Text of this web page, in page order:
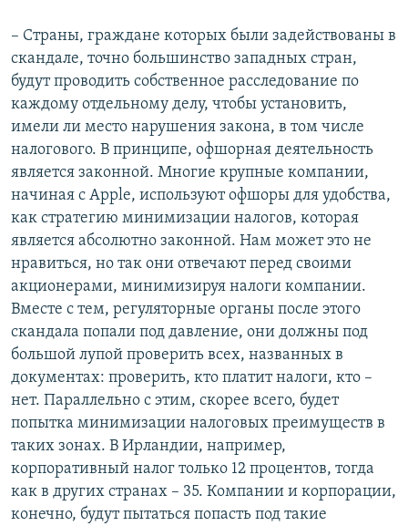
– Страны, граждане которых были задействованы в
скандале, точно большинство западных стран,
будут проводить собственное расследование по
каждому отдельному делу, чтобы установить,
имели ли место нарушения закона, в том числе
налогового. В принципе, офшорная деятельность
является законной. Многие крупные компании,
начиная с Apple, используют офшоры для удобства,
как стратегию минимизации налогов, которая
является абсолютно законной. Нам может это не
нравиться, но так они отвечают перед своими
акционерами, минимизируя налоги компании.
Вместе с тем, регуляторные органы после этого
скандала попали под давление, они должны под
большой лупой проверить всех, названных в
документах: проверить, кто платит налоги, кто –
нет. Параллельно с этим, скорее всего, будет
попытка минимизации налоговых преимуществ в
таких зонах. В Ирландии, например,
корпоративный налог только 12 процентов, тогда
как в других странах – 35. Компании и корпорации,
конечно, будут пытаться попасть под такие